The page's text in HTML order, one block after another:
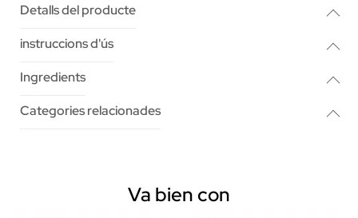
Detalls del producte
instruccions d'ús
Ingredients
Categories relacionades
Va bien con